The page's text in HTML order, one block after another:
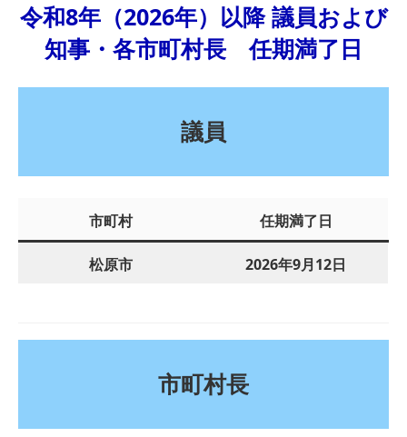
令和8年（2026年）以降 議員および
知事・各市町村長 任期満了日
議員
市町村 任期満了日
松原市 2026年9月12日
市町村長